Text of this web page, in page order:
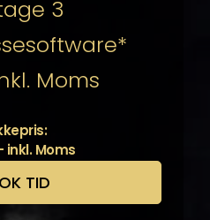
3
Moms
inkl. Moms
TID